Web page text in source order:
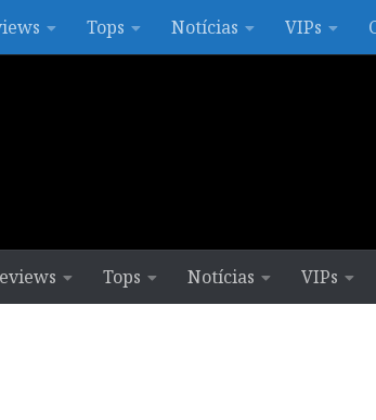
Tops Notícias VIPs
Tops Notícias VIPs